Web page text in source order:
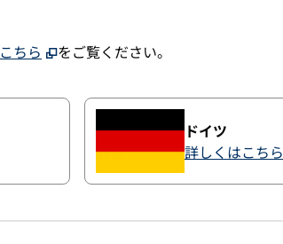
こちら 、新しいタブで開きます
をご覧ください。
ドイツ
詳しくはこちら